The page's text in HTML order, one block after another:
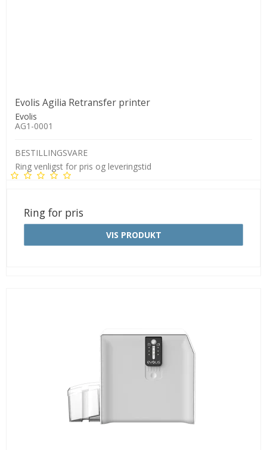
Evolis Agilia Retransfer printer
Evolis
AG1-0001
BESTILLINGSVARE
Ring venligst for pris og leveringstid
Ring for pris
VIS PRODUKT